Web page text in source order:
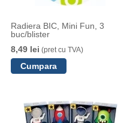
Radiera BIC, Mini Fun, 3
buc/blister
8,49 lei (pret cu TVA)